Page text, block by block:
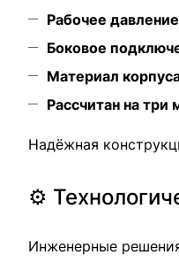
Рабочее
Боковое
Материал
Рассчитан на
Надёжная
⚙️
Инженерные